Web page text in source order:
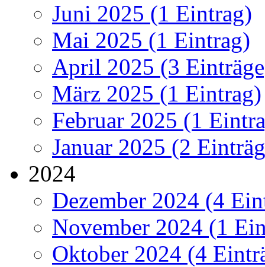
Juni 2025 (1 Eintrag)
Mai 2025 (1 Eintrag)
April 2025 (3
März 2025 (1 Eintrag)
Februar 2025 (1
Januar 2025 (2
2024
Dezember 2024 (4
November 2024 (1
Oktober 2024 (4